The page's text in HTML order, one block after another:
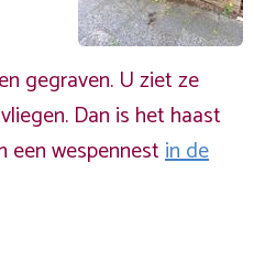
gegraven. U ziet ze
Dan is het haast
wespennestin de